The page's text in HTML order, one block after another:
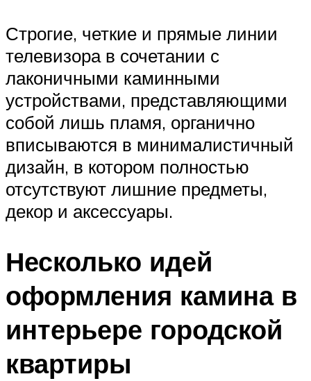
Строгие, четкие и прямые линии
телевизора в сочетании с
лаконичными каминными
устройствами, представляющими
собой лишь пламя, органично
вписываются в минималистичный
дизайн, в котором полностью
отсутствуют лишние предметы,
декор и аксессуары.
Несколько идей
оформления камина в
интерьере городской
квартиры